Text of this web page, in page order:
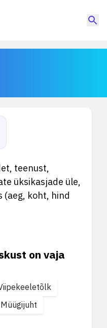
teenust,
üksikasjade üle,
(aeg, koht, hind
on vaja
Müügijuht